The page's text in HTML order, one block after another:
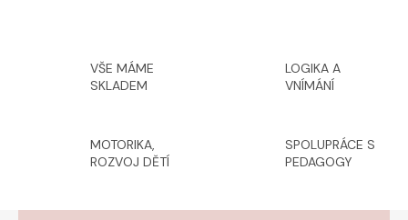
VŠE MÁME
SKLADEM
LOGIKA A
VNÍMÁNÍ
MOTORIKA,
ROZVOJ DĚTÍ
SPOLUPRÁCE S
PEDAGOGY